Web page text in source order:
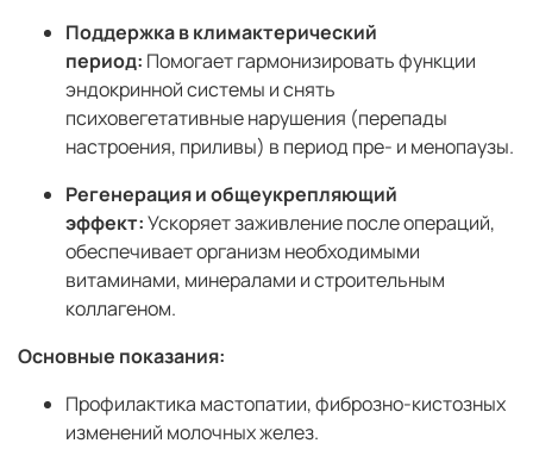
Поддержка в климактерический
период: Помогает гармонизировать функции
эндокринной системы и снять
психовегетативные нарушения (перепады
настроения, приливы) в период пре- и менопаузы.
Регенерация и общеукрепляющий
эффект:Ускоряет заживление после операций,
обеспечивает организм необходимыми
витаминами, минералами и строительным
коллагеном.
Основные показания:
Профилактика мастопатии, фиброзно-кистозных
изменений молочных желез.